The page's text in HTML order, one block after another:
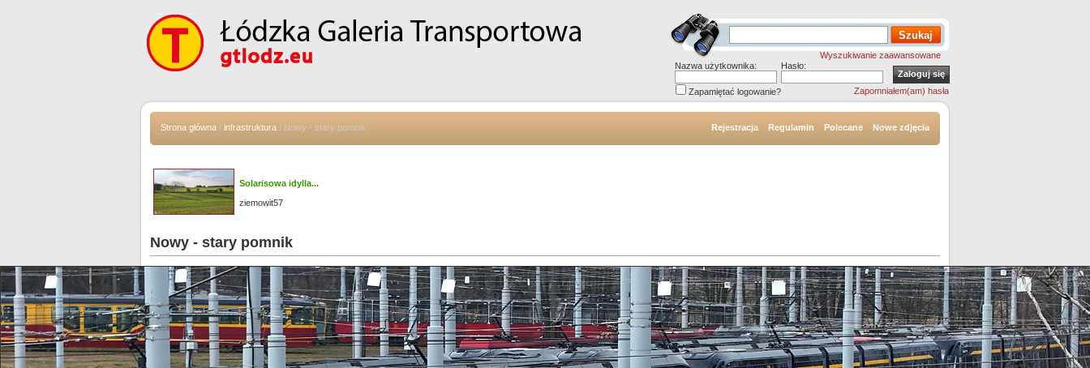
Wyszukiwanie zaawansowane
Nazwa użytkownika:
Hasło:
Zapamiętać logowanie? Zapomniałem(am) hasła
Strona główna / infrastruktura / Nowy - stary pomnik Rejestracja Regulamin Polecane Nowe zdjęcia
Solarisowa idylla...
ziemowit57
Nowy - stary pomnik